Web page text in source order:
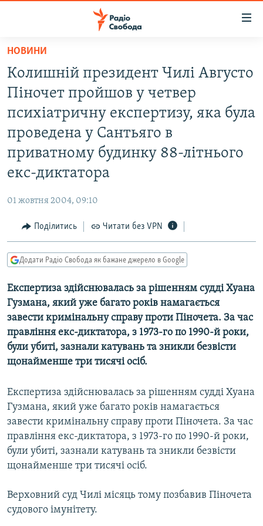
Перейти
основного
матеріалу
до
основної
навігації
Перейти
до
СУСПІЛЬСТВО
УКРАЇНА
СВІТ
РОСІЙСЬКА «ФІЛЬТРАЦІЯ»
ДОНБАС.РЕАЛІЇ
СХЕМИ
КИТАЙ.ВИКЛИКИ
ФОТО
СПЕЦПРОЄКТИ
ПОДКАСТИ
КРИМ РЕАЛІЇ
УКР
КТАТ
ДОЛУЧАЙСЯ!
НОВИНИ
Колишній президент Чилі Августо
Піночет пройшов у четвер
психіатричну експертизу, яка була
проведена у Сантьяго в
приватному будинку 88-літнього
екс-диктатора
01 жовтня 2004, 09:10
Поділитись Читати без VPN
Додати Радіо Свобода як бажане джерело в Google
Експертиза здійснювалась за рішенням судді Хуана
Гузмана, який уже багато років намагається
завести кримінальну справу проти Піночета. За час
правління екс-диктатора, з 1973-го по 1990-й роки,
були убиті, зазнали катувань та зникли безвісти
щонайменше три тисячі осіб.
Експертиза здійснювалась за рішенням судді Хуана
Гузмана, який уже багато років намагається
завести кримінальну справу проти Піночета. За час
правління екс-диктатора, з 1973-го по 1990-й роки,
були убиті, зазнали катувань та зникли безвісти
щонайменше три тисячі осіб.
Верховний суд Чилі місяць тому позбавив Піночета
судового імунітету.